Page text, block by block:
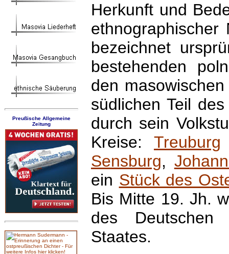
Preußische Allgemeine
Zeitung
Herkunft und
bezeichnet
bestehenden
den
südlichen Teil
durch sein
Kreise: Treuburg
Sensburg,
ein Stück des
Bis Mitte 19. Jh.
des
Staates.